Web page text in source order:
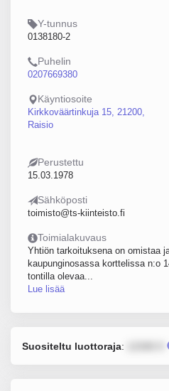
Y-tunnus
0138180-2
Puhelin
0207669380
Käyntiosoite
Kirkkoväärtinkuja 15, 21200,
Raisio
Perustettu
15.03.1978
Sähköposti
toimisto@ts-kiinteisto.fi
Toimialakuvaus
Yhtiön tarkoituksena on omistaa
kaupunginosassa korttelissa n:o
tontilla olevaa...
Lue lisää
Suositeltu luottoraja: